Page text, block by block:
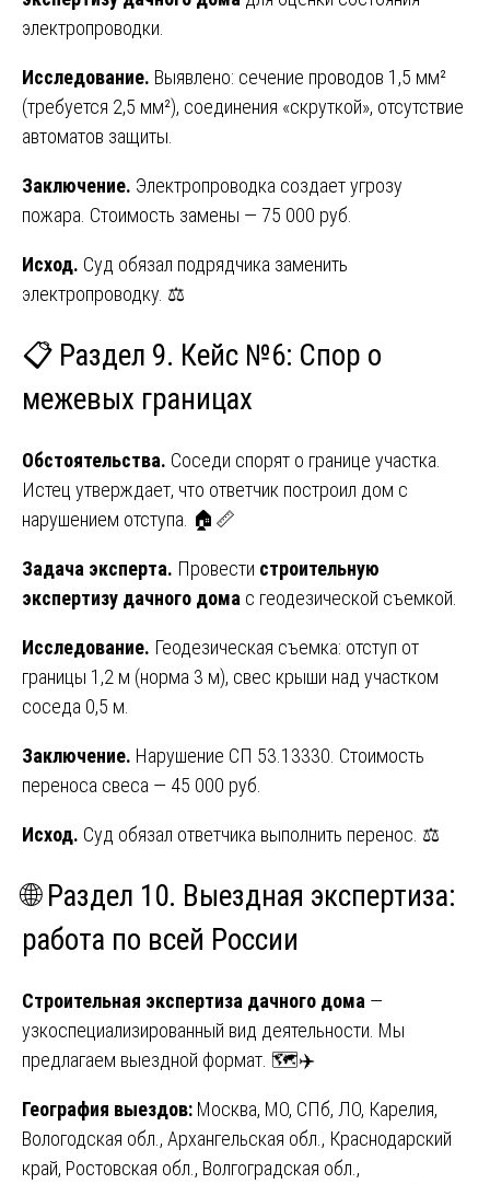
электропроводки.
Исследование. Выявлено: сечение проводов 1,5 мм²
(требуется 2,5 мм²), соединения «скруткой», отсутствие
автоматов защиты.
Заключение. Электропроводка создает угрозу
пожара. Стоимость замены — 75 000 руб.
Исход. Суд обязал подрядчика заменить
электропроводку. ⚖️
📋 Раздел 9. Кейс №6: Спор о
межевых границах
Обстоятельства. Соседи спорят о границе участка.
Истец утверждает, что ответчик построил дом с
нарушением отступа. 🏠📏
Задача эксперта. Провести строительную
экспертизу дачного дома с геодезической съемкой.
Исследование. Геодезическая съемка: отступ от
границы 1,2 м (норма 3 м), свес крыши над участком
соседа 0,5 м.
Заключение. Нарушение СП 53.13330. Стоимость
переноса свеса — 45 000 руб.
Исход. Суд обязал ответчика выполнить перенос. ⚖️
🌐 Раздел 10. Выездная экспертиза:
работа по всей России
Строительная экспертиза дачного дома —
узкоспециализированный вид деятельности. Мы
предлагаем выездной формат. 🗺️✈️
География выездов: Москва, МО, СПб, ЛО, Карелия,
Вологодская обл., Архангельская обл., Краснодарский
край, Ростовская обл., Волгоградская обл.,